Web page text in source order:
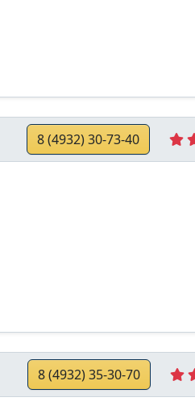
8 (4932) 30-73-40
8 (4932) 35-30-70